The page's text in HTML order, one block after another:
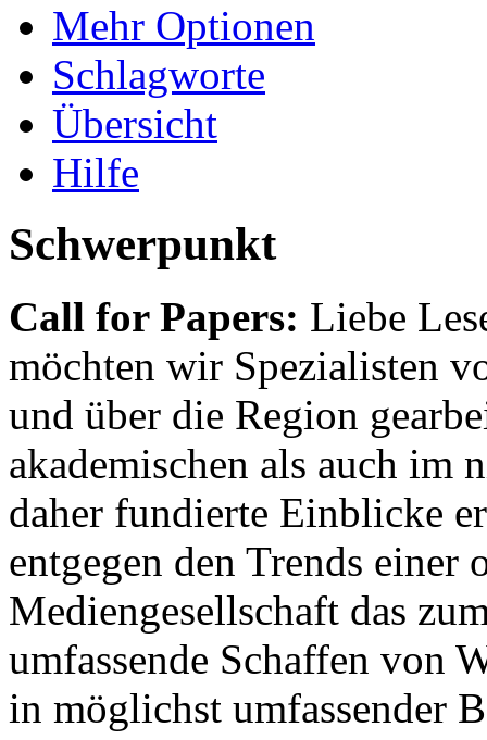
Mehr Optionen
Schlagworte
Übersicht
Hilfe
Schwerpunkt
Call for Papers: Liebe
möchten wir Spezialisten
und über die Region
akademischen als auch im
daher fundierte Einblicke
entgegen den Trends einer
Mediengesellschaft das
umfassende Schaffen von
in möglichst umfassender